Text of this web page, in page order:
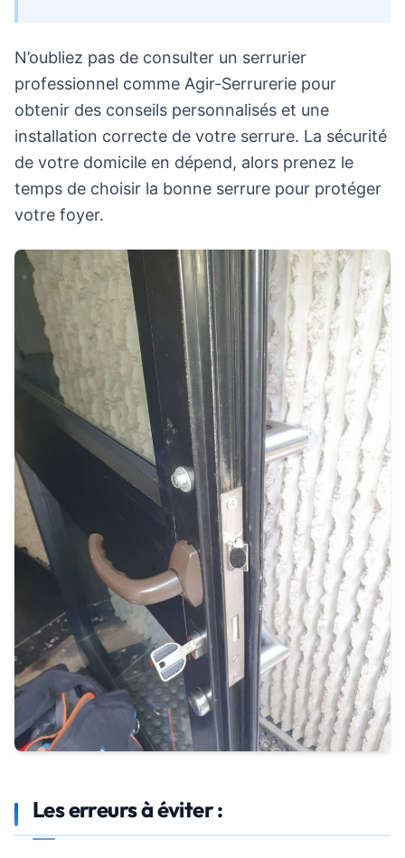
N’oubliez pas de consulter un serrurier
professionnel comme Agir-Serrurerie pour
obtenir des conseils personnalisés et une
installation correcte de votre serrure. La sécurité
de votre domicile en dépend, alors prenez le
temps de choisir la bonne serrure pour protéger
votre foyer.
Les erreurs à éviter :